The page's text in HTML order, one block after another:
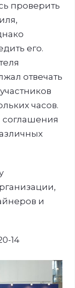
проверить
его.
отвечать
часов.
соглашения
и
14